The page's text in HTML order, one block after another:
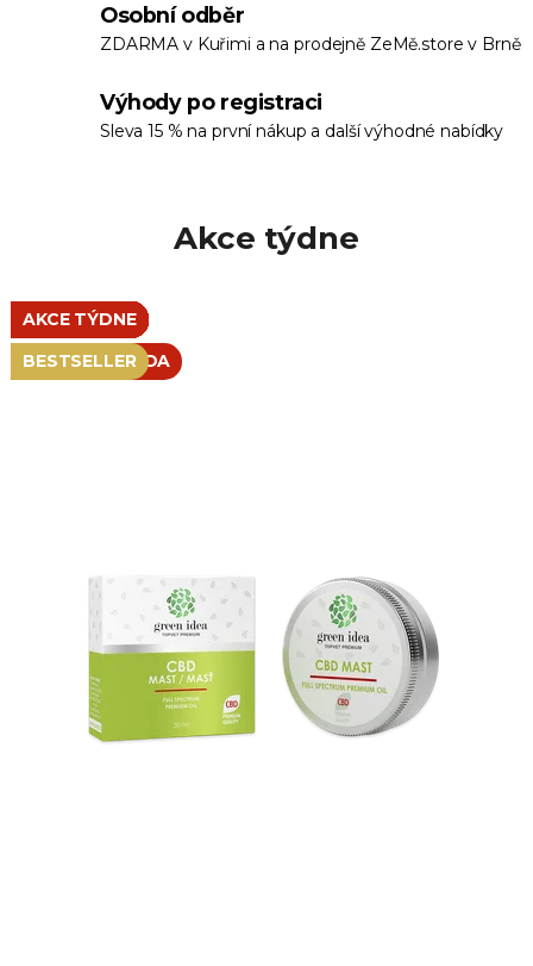
Osobní odběr
ZDARMA v Kuřimi a na prodejně ZeMě.store v Brně
Výhody po registraci
Sleva 15 % na první nákup a další výhodné nabídky
Akce týdne
AKCE TÝDNE
AKCE TÝDNE
AKCE TÝDNE
AKCE TÝDNE
AKCE TÝDNE
AKCE TÝDNE
AKCE TÝDNE
AKCE TÝDNE
AKCE TÝDNE
AKCE TÝDNE
AKCE TÝDNE
AKCE TÝDNE
AKCE TÝDNE
AKCE TÝDNE
AKCE TÝDNE
AKCE TÝDNE
BESTSELLER
AKCE TÝDNE
VÝHODNÁ SADA
AKCE TÝDNE
BESTSELLER
AKCE TÝDNE